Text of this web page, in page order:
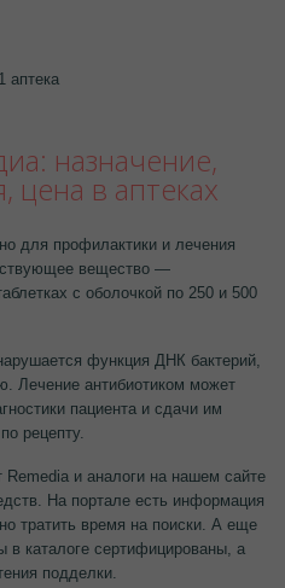
аптека
назначение,
цена в аптеках
для профилактики и лечения
вещество —
с оболочкой по 250 и 500
функция ДНК бактерий,
Лечение антибиотиком может
пациента и сдачи им
рецепту.
Remedia и аналоги на нашем сайте
На портале есть информация
тратить время на поиски. А еще
в каталоге сертифицированы, а
подделки.